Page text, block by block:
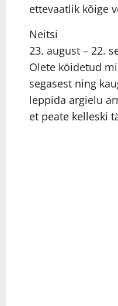
ettevaatlik kõige
Neitsi
23. august – 22.
Olete köidetud
segasest ning
leppida argielu
et peate kelleski